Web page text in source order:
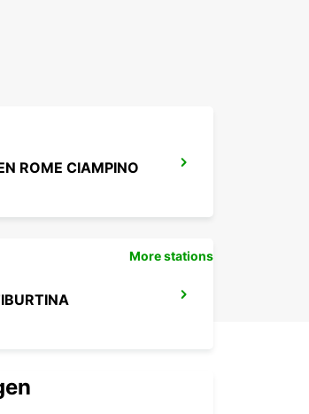
lange termijn verhuur
mogelijk
en ervaar de vrijheid en
u biedt. Zo haalt u het
ROME CIAMPINO
More stations